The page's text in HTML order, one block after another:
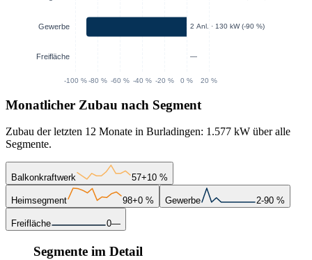
Monatlicher Zubau nach Segment
Zubau der letzten 12 Monate in Burladingen: 1.577 kW über alle
Segmente.
Balkonkraftwerk 57+10 %
Heimsegment 98+0 % Gewerbe 2-90 %
Freifläche 0—
Segmente im Detail